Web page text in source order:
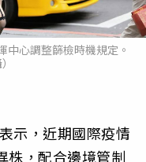
心調整篩檢時機規定。
示，近期國際疫情
株，配合邊境管制